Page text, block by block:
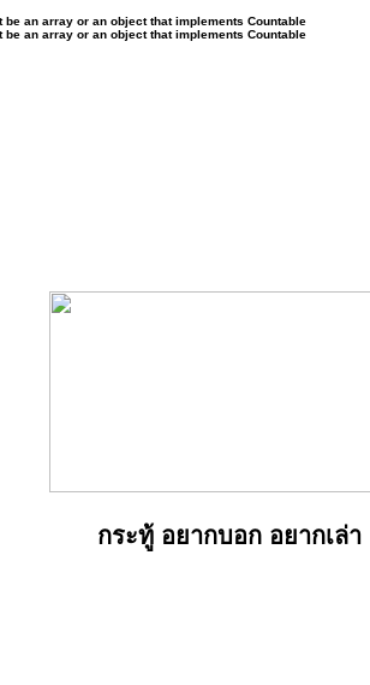
be an array or an object that implements Countable
be an array or an object that implements Countable
กระทู้ อยากบอก อยากเล่า